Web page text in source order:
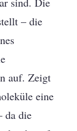
– die
auf. Zeigt
eine
da die